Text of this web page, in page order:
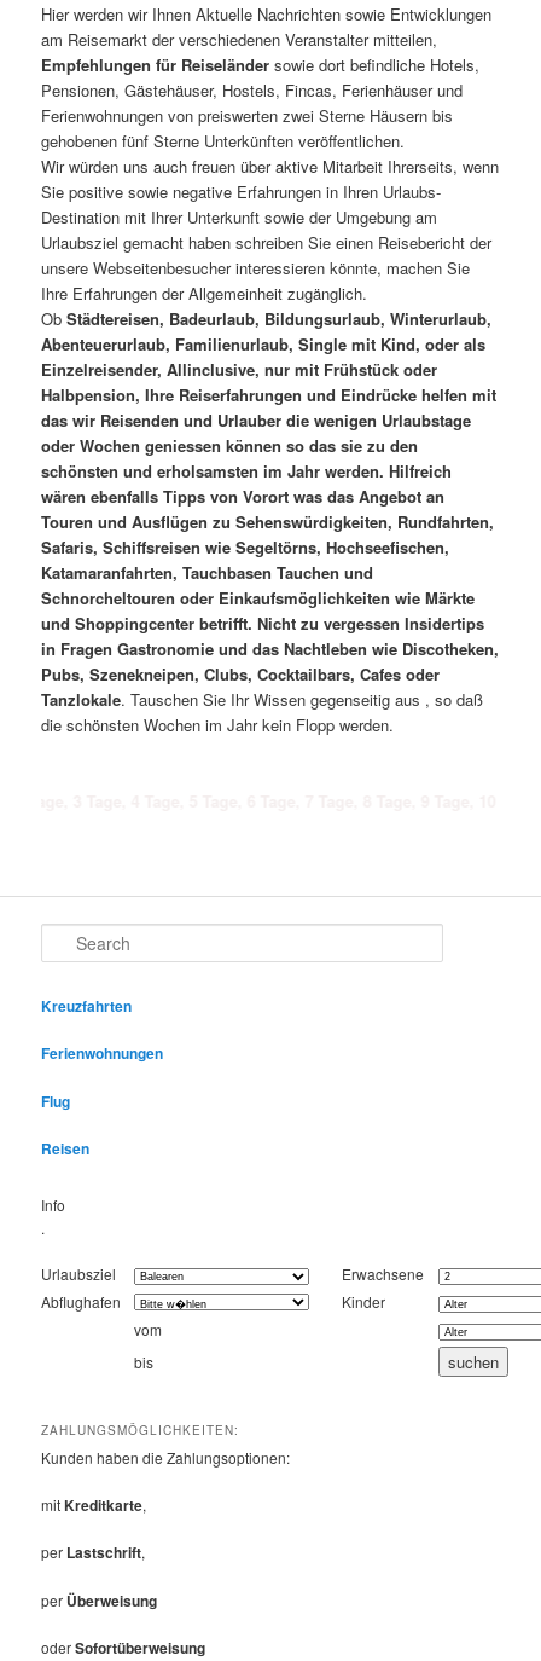
Hier werden wir Ihnen Aktuelle Nachrichten sowie Entwicklungen
am Reisemarkt der verschiedenen Veranstalter mitteilen,
Empfehlungen für Reiseländer sowie dort befindliche Hotels,
Pensionen, Gästehäuser, Hostels, Fincas, Ferienhäuser und
Ferienwohnungen von preiswerten zwei Sterne Häusern bis
gehobenen fünf Sterne Unterkünften veröffentlichen.
Wir würden uns auch freuen über aktive Mitarbeit Ihrerseits, wenn
Sie positive sowie negative Erfahrungen in Ihren Urlaubs-
Destination mit Ihrer Unterkunft sowie der Umgebung am
Urlaubsziel gemacht haben schreiben Sie einen Reisebericht der
unsere Webseitenbesucher interessieren könnte, machen Sie
Ihre Erfahrungen der Allgemeinheit zugänglich.
ObStädtereisen, Badeurlaub, Bildungsurlaub, Winterurlaub,
Abenteuerurlaub, Familienurlaub, Single mit Kind, oder als
Einzelreisender, Allinclusive, nur mit Frühstück oder
Halbpension, Ihre Reiserfahrungen und Eindrücke helfen mit
das wir Reisenden und Urlauber die wenigen Urlaubstage
oder Wochen geniessen können so das sie zu den
schönsten und erholsamsten im Jahr werden. Hilfreich
wären ebenfalls Tipps von Vorort was das Angebot an
Touren und Ausflügen zu Sehenswürdigkeiten, Rundfahrten,
Safaris, Schiffsreisen wie Segeltörns, Hochseefischen,
Katamaranfahrten, Tauchbasen Tauchen und
Schnorcheltouren oder Einkaufsmöglichkeiten wie Märkte
und Shoppingcenter betrifft. Nicht zu vergessen Insidertips
in Fragen Gastronomie und das Nachtleben wie Discotheken,
Pubs, Szenekneipen, Clubs, Cocktailbars, Cafes oder
Tanzlokale. Tauschen Sie Ihr Wissen gegenseitig aus , so daß
die schönsten Wochen im Jahr kein Flopp werden.
Search
Kreuzfahrten
Ferienwohnungen
Flug
Reisen
Info
.
Urlaubsziel
Erwachsene
Abflughafen
Kinder
vom
bis
ZAHLUNGSMÖGLICHKEITEN:
Kunden haben die Zahlungsoptionen:
mitKreditkarte,
per Lastschrift,
per Überweisung
oderSofortüberweisung